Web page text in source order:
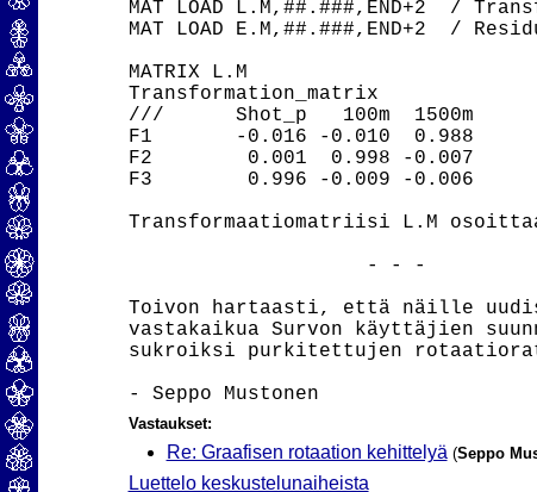
MAT LOAD L.M,##.###,END+2  /
MAT LOAD E.M,##.###,END+2  /
MATRIX L.M
Transformation_matrix
///      Shot_p   100m  1500m
F1       -0.016 -0.010  0.988
F2        0.001  0.998 -0.007
F3        0.996 -0.009 -0.006
Transformaatiomatriisi L.M
                    - - -
Toivon hartaasti, että näille
vastakaikua Survon käyttäjien
sukroiksi purkitettujen
Vastaukset:
Re: Graafisen rotaation kehittelyä (Seppo
Luettelo keskustelunaiheista